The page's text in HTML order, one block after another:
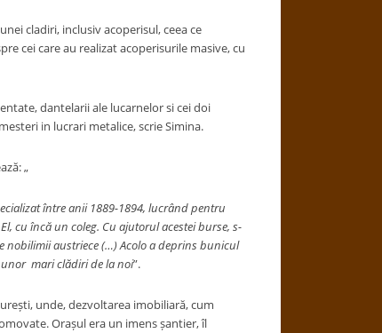
cladiri, inclusiv acoperisul, ceea ce
cei care au realizat acoperisurile masive, cu
dantelarii ale lucarnelor si cei doi
in lucrari metalice, scrie Simina.
„
între anii 1889-1894, lucrând pentru
cu încă un coleg. Cu ajutorul acestei burse, s-
nobilimii austriece (…) Acolo a deprins bunicul
mari clădiri de la noi”.
unde, dezvoltarea imobiliară, cum
Orașul era un imens șantier, îl